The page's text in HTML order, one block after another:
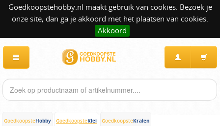
Goedkoopstehobby.nl maakt gebruik van cookies. Bezoek je
onze site, dan ga je akkoord met het plaatsen van cookies.
Akkoord
GoedkoopsteHobby GoedkoopsteKlei GoedkoopsteKralen